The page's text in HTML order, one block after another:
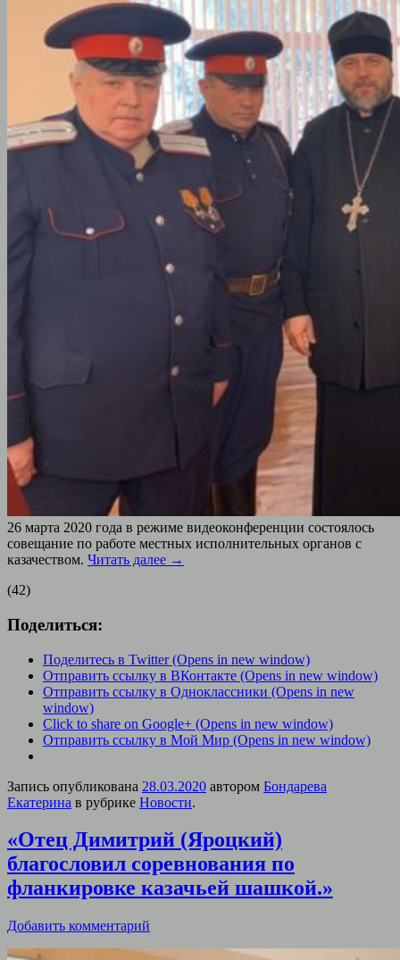
26 марта 2020 года в режиме видеоконференции состоялось
совещание по работе местных исполнительных органов с
казачеством. Читать далее →
(42)
Поделиться:
Поделитесь в Twitter (Opens in new window)
Отправить ссылку в ВКонтакте (Opens in new window)
Отправить ссылку в Одноклассники (Opens in new
window)
Click to share on Google+ (Opens in new window)
Отправить ссылку в Мой Мир (Opens in new window)
Запись опубликована 28.03.2020 автором Бондарева
Екатерина в рубрике Новости.
«Отец Димитрий (Яроцкий)
благословил соревнования по
фланкировке казачьей шашкой.»
Добавить комментарий